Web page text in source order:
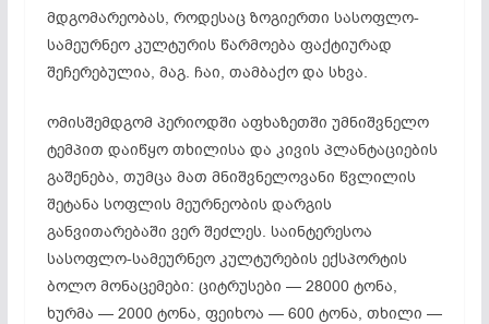
მდგომარეობას, როდესაც ზოგიერთი სასოფლო-
სამეურნეო კულტურის წარმოება ფაქტიურად
შეჩერებულია, მაგ. ჩაი, თამბაქო და სხვა.
ომისშემდგომ პერიოდში აფხაზეთში უმნიშვნელო
ტემპით დაიწყო თხილისა და კივის პლანტაციების
გაშენება, თუმცა მათ მნიშვნელოვანი წვლილის
შეტანა სოფლის მეურნეობის დარგის
განვითარებაში ვერ შეძლეს. საინტერესოა
სასოფლო-სამეურნეო კულტურების ექსპორტის
ბოლო მონაცემები: ციტრუსები — 28000 ტონა,
ხურმა — 2000 ტონა, ფეიხოა — 600 ტონა, თხილი —